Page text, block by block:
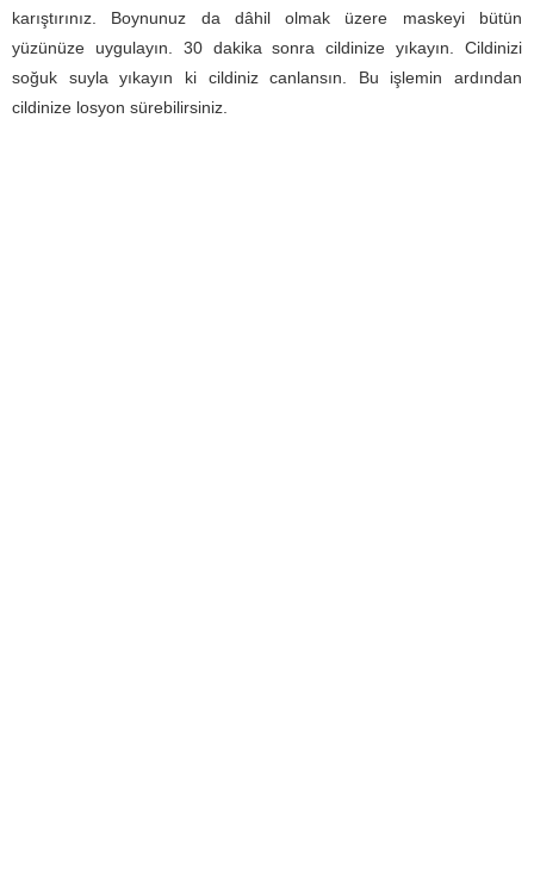
karıştırınız. Boynunuz da dâhil olmak üzere maskeyi bütün
yüzünüze uygulayın. 30 dakika sonra cildinize yıkayın. Cildinizi
soğuk suyla yıkayın ki cildiniz canlansın. Bu işlemin ardından
cildinize losyon sürebilirsiniz.